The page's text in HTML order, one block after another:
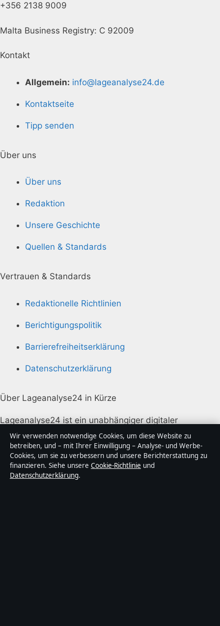
+356 2138 9009
Malta Business Registry: C 92009
Kontakt
Allgemein: info@lageanalyse24.de
Kontaktseite
Tipp senden
Über uns
Über uns
Redaktion
Unsere Geschichte
Quellen & Standards
Vertrauen & Standards
Redaktionelle Richtlinien
Berichtigungspolitik
Barrierefreiheitserklärung
Datenschutzerklärung
Über Lageanalyse24 in Kürze
Lageanalyse24 ist ein unabhängiger digitaler
Nachrichtenanbieter mit Fokus auf Politik, Wirtschaft,
Technik und Gesellschaft in Deutschland. Jeder Artikel
trägt eine Byline, wird von einem Redakteur geprüft
und vor der Veröffentlichung faktengecheckt.
Wir verwenden notwendige Cookies, um diese Website zu
betreiben, und – mit Ihrer Einwilligung – Analyse- und Werbe-
Cookies, um sie zu verbessern und unsere Berichterstattung zu
finanzieren. Siehe unsere Cookie-Richtlinie und
Datenschutzerklärung.